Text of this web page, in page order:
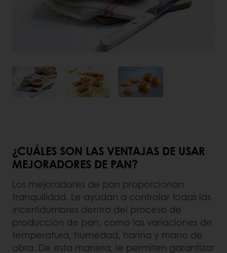
¿CUÁLES SON LAS VENTAJAS DE USAR
MEJORADORES DE PAN?
Los mejoradores de pan proporcionan
tranquilidad. Le ayudan a controlar todas las
incertidumbres dentro del proceso de
producción de pan, como las variaciones de
temperatura, humedad, harina y mano de
obra. De esta manera, le permiten garantizar